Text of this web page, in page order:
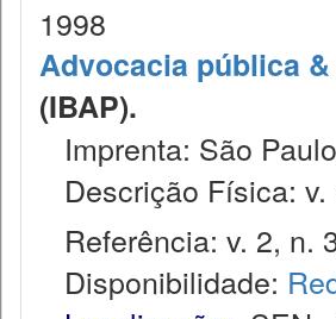
1998
Advocacia pública
(IBAP).
Imprenta: São
Descrição Física: v.
Referência: v. 2, n.
Disponibilidade: